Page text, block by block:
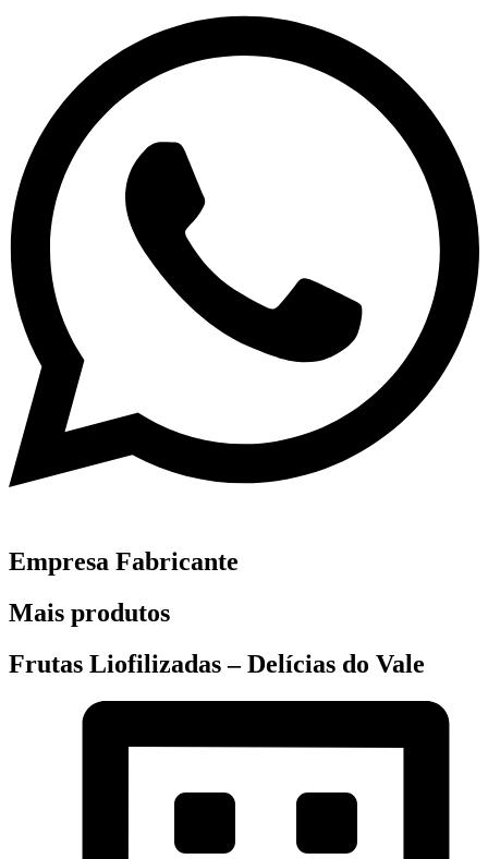
Empresa Fabricante
Mais produtos
Frutas Liofilizadas – Delícias do Vale